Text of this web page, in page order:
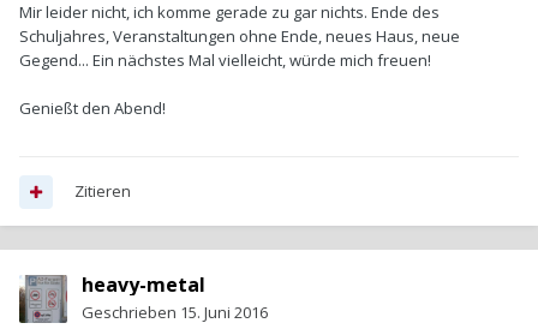
Mir leider nicht, ich komme gerade zu gar nichts. Ende des
Schuljahres, Veranstaltungen ohne Ende, neues Haus, neue
Gegend... Ein nächstes Mal vielleicht, würde mich freuen!
Genießt den Abend!
Zitieren
heavy-metal
Geschrieben 15. Juni 2016